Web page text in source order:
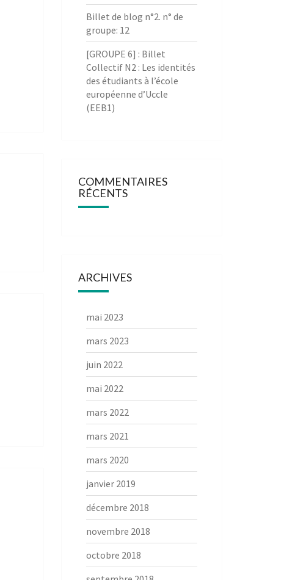
Billet de blog n°2. n° de
groupe: 12
[GROUPE 6] : Billet
Collectif N2 : Les identités
des étudiants à l’école
européenne d’Uccle
(EEB1)
COMMENTAIRES
RÉCENTS
ARCHIVES
mai 2023
mars 2023
juin 2022
mai 2022
mars 2022
mars 2021
mars 2020
janvier 2019
décembre 2018
novembre 2018
octobre 2018